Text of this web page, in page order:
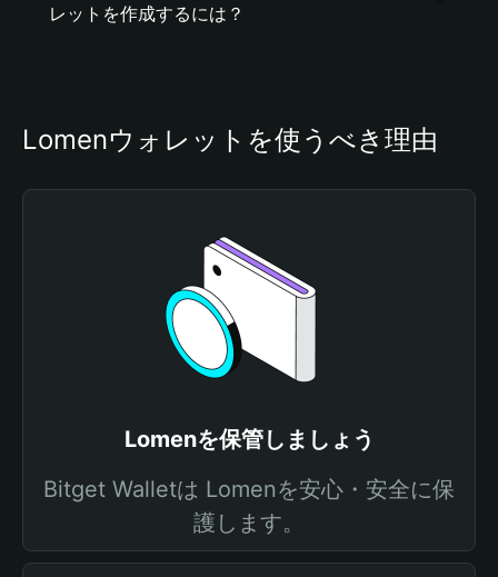
レットを作成するには？
Lomenウォレットを使うべき理由
Lomenを保管しましょう
Bitget Walletは Lomenを安心・安全に保
護します。